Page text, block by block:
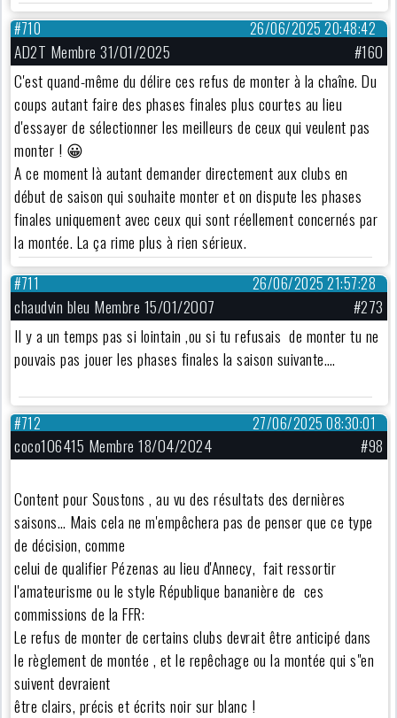
26/06/2025 20:48:42
#710
AD2T Membre 31/01/2025
#160
C'est quand-même du délire ces refus de monter à la chaîne. Du
coups autant faire des phases finales plus courtes au lieu
d'essayer de sélectionner les meilleurs de ceux qui veulent pas
monter ! 😀
A ce moment là autant demander directement aux clubs en
début de saison qui souhaite monter et on dispute les phases
finales uniquement avec ceux qui sont réellement concernés par
la montée. La ça rime plus à rien sérieux.
26/06/2025 21:57:28
#711
chaudvin bleu Membre 15/01/2007
#273
Il y a un temps pas si lointain ,ou si tu refusais de monter tu ne
pouvais pas jouer les phases finales la saison suivante….
27/06/2025 08:30:01
#712
coco106415 Membre 18/04/2024 #98
Content pour Soustons , au vu des résultats des dernières
saisons… Mais cela ne m'empêchera pas de penser que ce type
de décision, comme
celui de qualifier Pézenas au lieu d'Annecy, fait ressortir
l'amateurisme ou le style République bananière de ces
commissions de la FFR:
Le refus de monter de certains clubs devrait être anticipé dans
le règlement de montée , et le repêchage ou la montée qui s"en
suivent devraient
être clairs, précis et écrits noir sur blanc !